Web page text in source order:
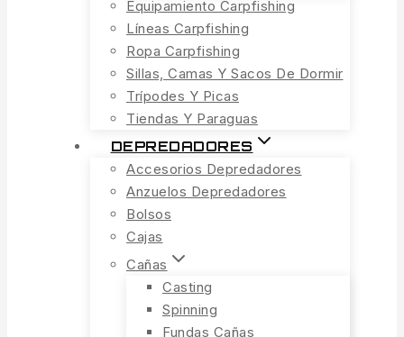
Equipamiento Carpfishing
Líneas Carpfishing
Ropa Carpfishing
Sillas, Camas Y Sacos De Dormir
Trípodes Y Picas
Tiendas Y Paraguas
DEPREDADORES
Accesorios Depredadores
Anzuelos Depredadores
Bolsos
Cajas
Cañas
Casting
Spinning
Fundas Cañas